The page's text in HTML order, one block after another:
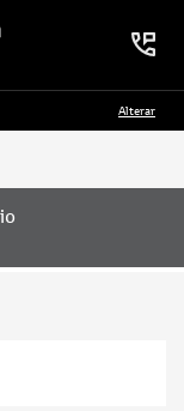
Alterar